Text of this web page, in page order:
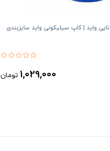
بادکش سیلیکونی بدن ست 2 تایی واید | کاپ سیلیکونی واید سایزبندی
1,029,000 تومان